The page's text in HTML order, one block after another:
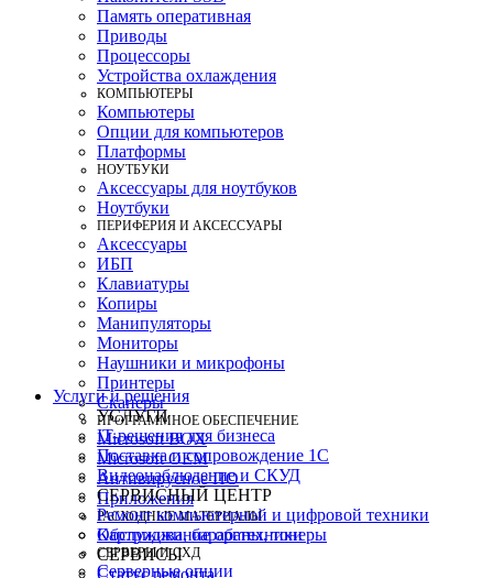
Память оперативная
Приводы
Процессоры
Устройства охлаждения
КОМПЬЮТЕРЫ
Компьютеры
Опции для компьютеров
Платформы
НОУТБУКИ
Аксессуары для ноутбуков
Ноутбуки
ПЕРИФЕРИЯ И АКСЕССУАРЫ
Аксессуары
ИБП
Клавиатуры
Копиры
Манипуляторы
Мониторы
Наушники и микрофоны
Принтеры
Сканеры
ПРОГРАММНОЕ ОБЕСПЕЧЕНИЕ
Microsoft BOX
Microsoft OEM
Антивирусное ПО
Приложения
РАСХОДНЫЕ МАТЕРИАЛЫ
Картриджи, барабаны, тонеры
СЕРВЕРЫ И СХД
Серверные опции
Услуги и решения
УСЛУГИ
IT-решения для бизнеса
Поставка и сопровождение 1C
Видеонаблюдение и СКУД
СЕРВИСНЫЙ ЦЕНТР
Ремонт компьютерной и цифровой техники
Обслуживание оргтехники
СЕРВИСЫ
Статус ремонта